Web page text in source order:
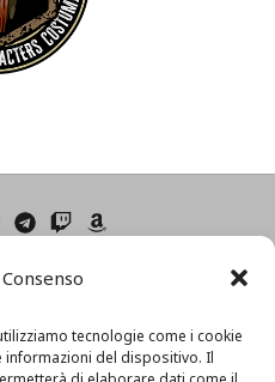
tecnologie come i cookie
informazioni del dispositivo. Il
di Utilizzo
I